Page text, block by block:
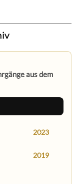
aus dem
2023
2019